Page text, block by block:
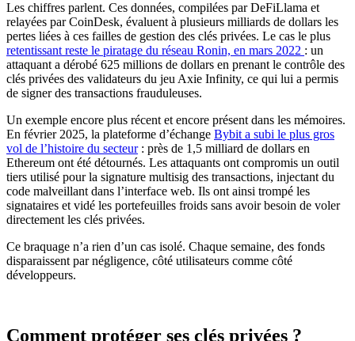
Les chiffres parlent. Ces données, compilées par DeFiLlama et
relayées par CoinDesk, évaluent à plusieurs milliards de dollars les
pertes liées à ces failles de gestion des clés privées. Le cas le plus
retentissant reste le piratage du réseau Ronin, en mars 2022 : un
attaquant a dérobé 625 millions de dollars en prenant le contrôle des
clés privées des validateurs du jeu Axie Infinity, ce qui lui a permis
de signer des transactions frauduleuses.
Un exemple encore plus récent et encore présent dans les mémoires.
En février 2025, la plateforme d’échange Bybit a subi le plus gros
vol de l’histoire du secteur: près de 1,5 milliard de dollars en
Ethereum ont été détournés. Les attaquants ont compromis un outil
tiers utilisé pour la signature multisig des transactions, injectant du
code malveillant dans l’interface web. Ils ont ainsi trompé les
signataires et vidé les portefeuilles froids sans avoir besoin de voler
directement les clés privées.
Ce braquage n’a rien d’un cas isolé. Chaque semaine, des fonds
disparaissent par négligence, côté utilisateurs comme côté
développeurs.
Comment protéger ses clés privées ?